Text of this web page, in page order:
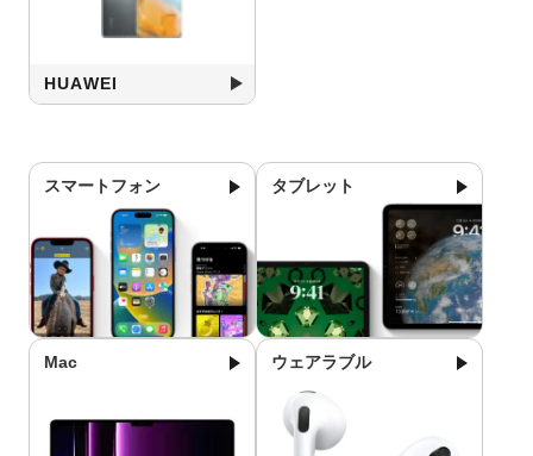
HUAWEI
スマートフォン タブレット
Mac ウェアラブル